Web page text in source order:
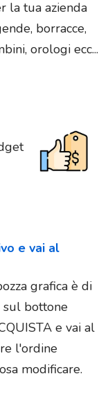
la tua azienda
borracce,
orologi ecc...
e vai al
grafica è di
sul bottone
e vai al
l'ordine
modificare.